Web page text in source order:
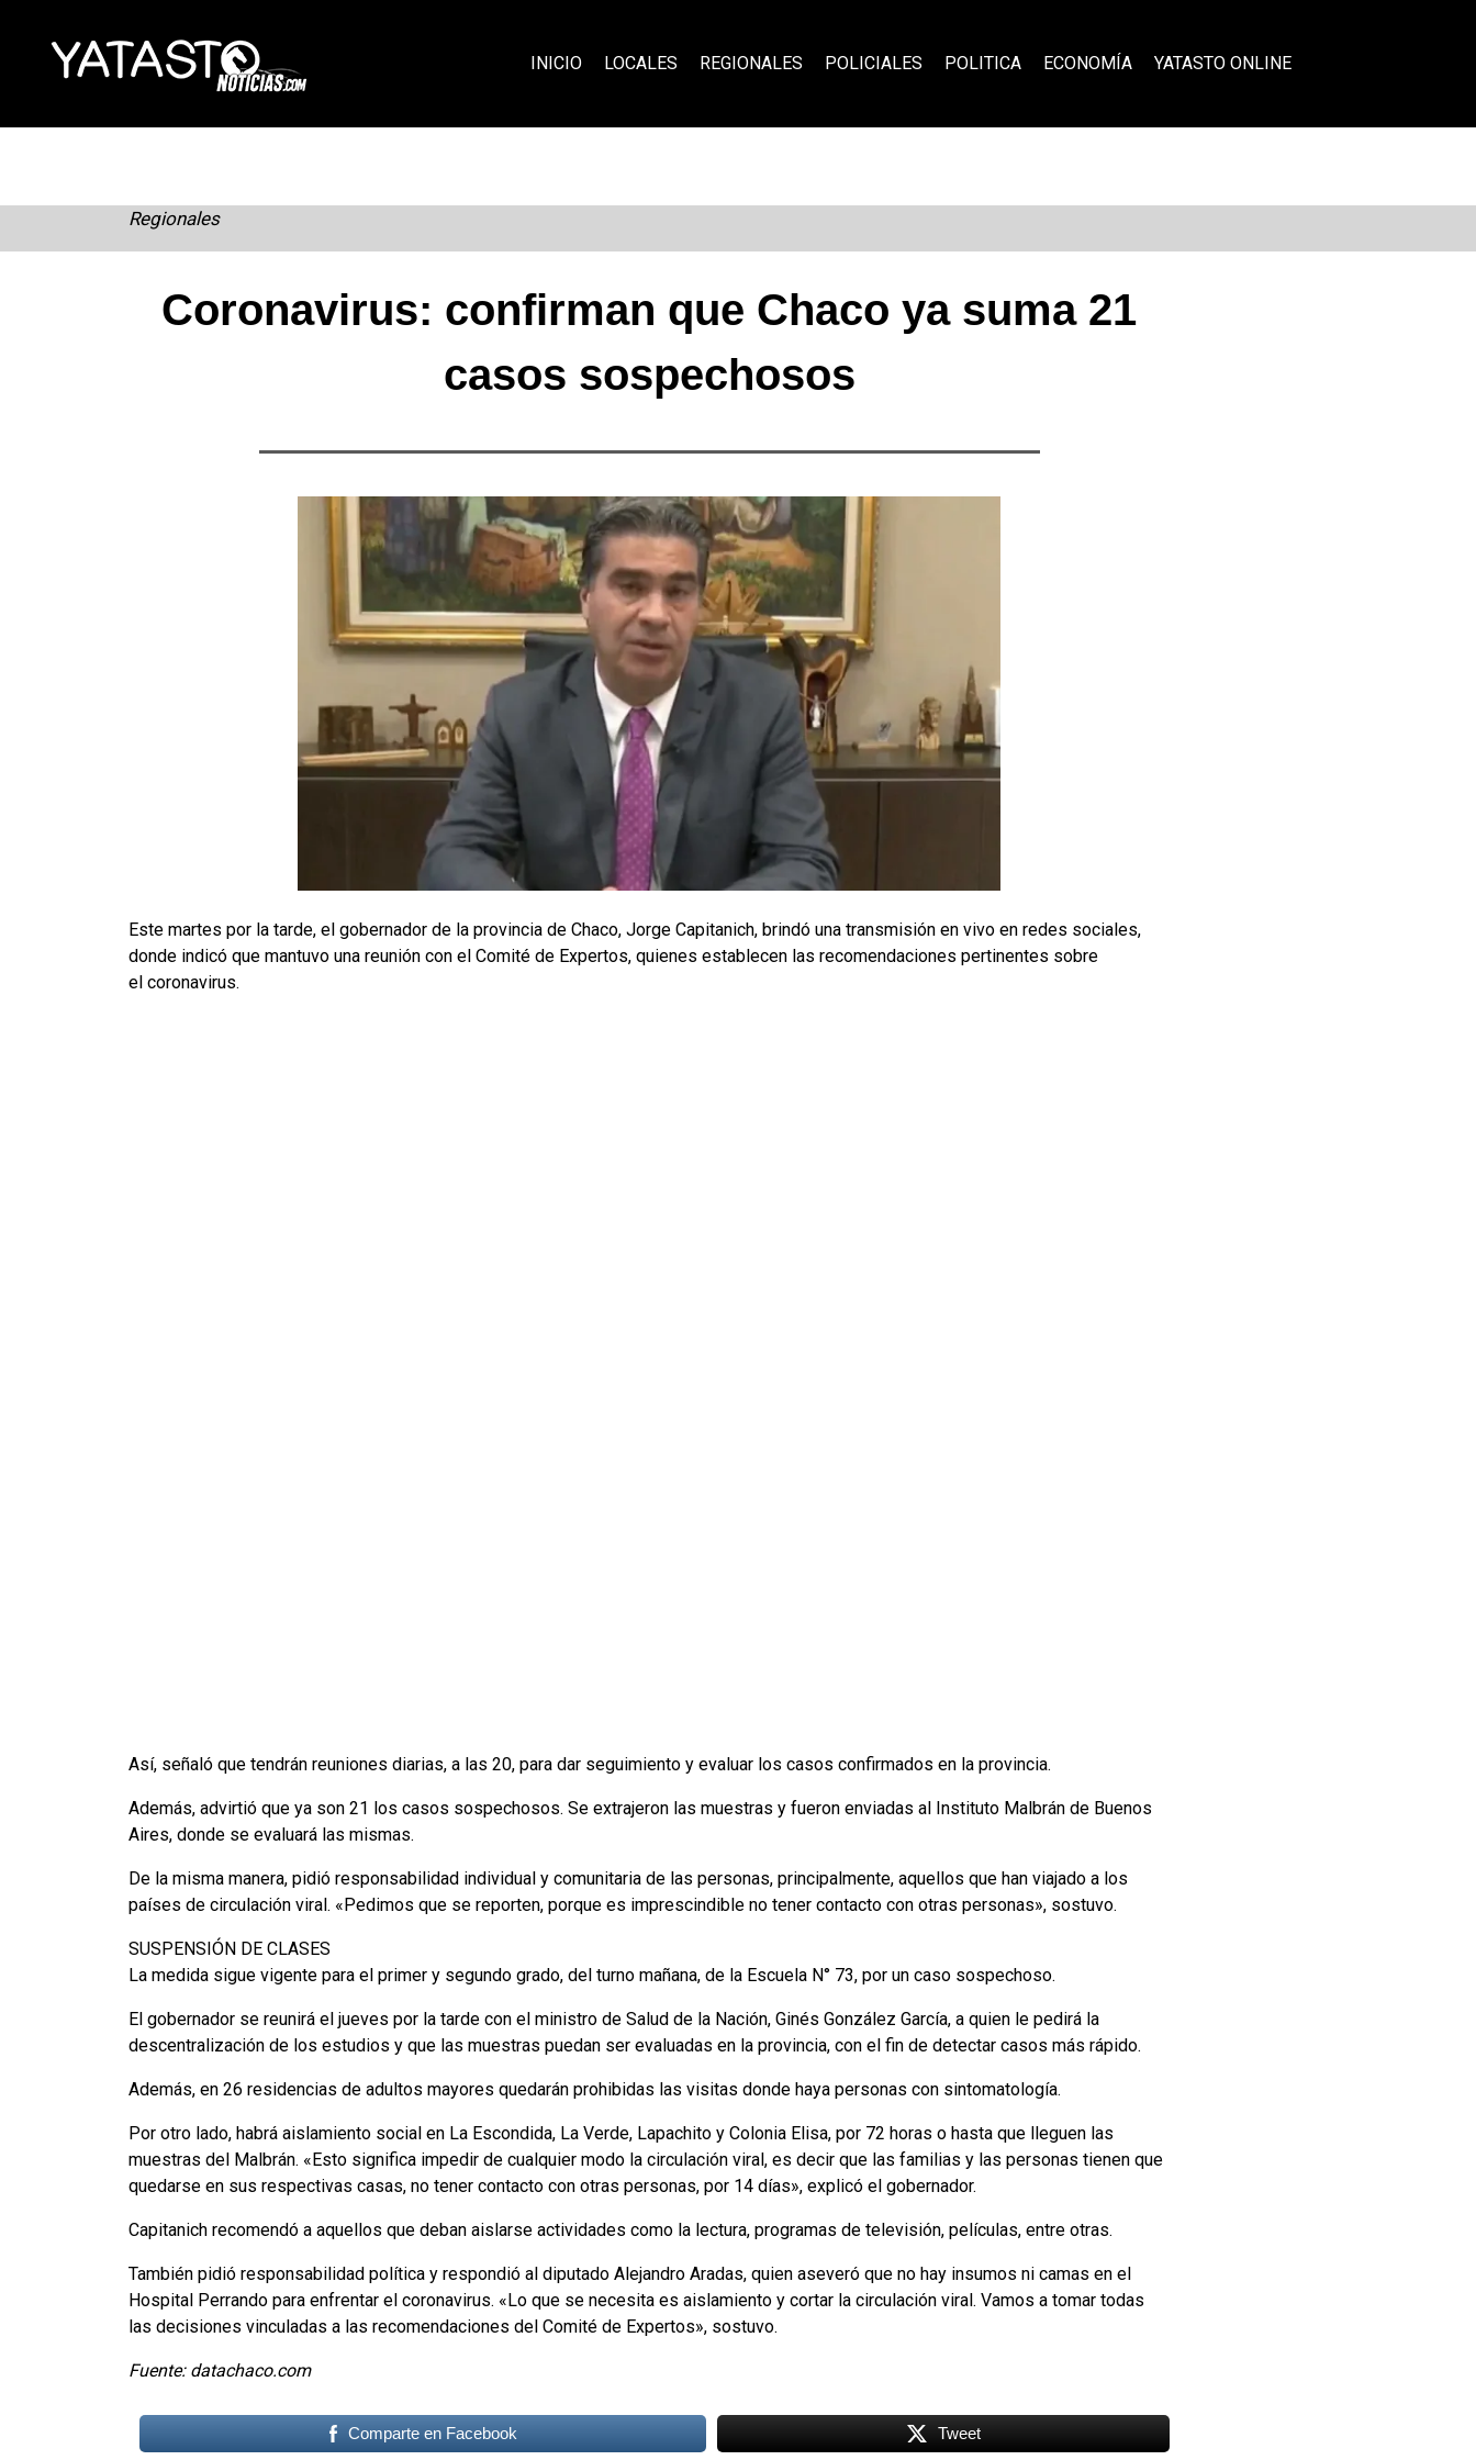
INICIO LOCALES REGIONALES POLICIALES POLITICA ECONOMÍA YATASTO ONLINE
Regionales
Coronavirus: confirman que Chaco ya suma 21
casos sospechosos
Este martes por la tarde, el gobernador de la provincia de Chaco, Jorge Capitanich, brindó una transmisión en vivo en redes sociales,
donde indicó que mantuvo una reunión con el Comité de Expertos, quienes establecen las recomendaciones pertinentes sobre
el coronavirus.
Así, señaló que tendrán reuniones diarias, a las 20, para dar seguimiento y evaluar los casos confirmados en la provincia.
Además, advirtió que ya son 21 los casos sospechosos. Se extrajeron las muestras y fueron enviadas al Instituto Malbrán de Buenos
Aires, donde se evaluará las mismas.
De la misma manera, pidió responsabilidad individual y comunitaria de las personas, principalmente, aquellos que han viajado a los
países de circulación viral. «Pedimos que se reporten, porque es imprescindible no tener contacto con otras personas», sostuvo.
SUSPENSIÓN DE CLASES
La medida sigue vigente para el primer y segundo grado, del turno mañana, de la Escuela N° 73, por un caso sospechoso.
El gobernador se reunirá el jueves por la tarde con el ministro de Salud de la Nación, Ginés González García, a quien le pedirá la
descentralización de los estudios y que las muestras puedan ser evaluadas en la provincia, con el fin de detectar casos más rápido.
Además, en 26 residencias de adultos mayores quedarán prohibidas las visitas donde haya personas con sintomatología.
Por otro lado, habrá aislamiento social en La Escondida, La Verde, Lapachito y Colonia Elisa, por 72 horas o hasta que lleguen las
muestras del Malbrán. «Esto significa impedir de cualquier modo la circulación viral, es decir que las familias y las personas tienen que
quedarse en sus respectivas casas, no tener contacto con otras personas, por 14 días», explicó el gobernador.
Capitanich recomendó a aquellos que deban aislarse actividades como la lectura, programas de televisión, películas, entre otras.
También pidió responsabilidad política y respondió al diputado Alejandro Aradas, quien aseveró que no hay insumos ni camas en el
Hospital Perrando para enfrentar el coronavirus. «Lo que se necesita es aislamiento y cortar la circulación viral. Vamos a tomar todas
las decisiones vinculadas a las recomendaciones del Comité de Expertos», sostuvo.
Fuente: datachaco.com
Comparte en Facebook Tweet